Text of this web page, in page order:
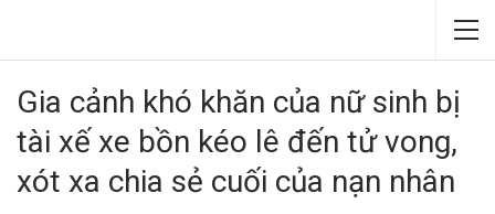
Gia cảnh khó khăn của nữ sinh bị
tài xế xe bồn kéo lê đến tử vong,
xót xa chia sẻ cuối của nạn nhân